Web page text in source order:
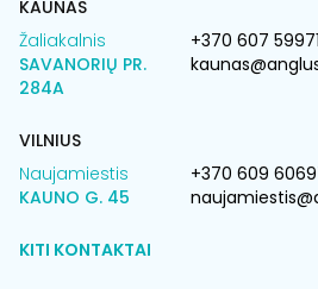
KAUNAS
Žaliakalnis
SAVANORIŲ PR.
284A
+370 607 59971
VILNIUS
Naujamiestis
KAUNO G. 45
+370 609
KITI KONTAKTAI